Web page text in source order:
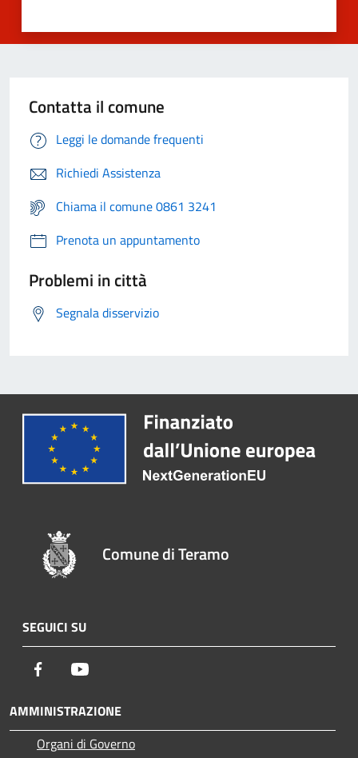
Contatta il comune
Leggi le domande frequenti
Richiedi Assistenza
Chiama il comune 0861 3241
Prenota un appuntamento
Problemi in città
Segnala disservizio
Comune di Teramo
SEGUICI SU
Facebook
AMMINISTRAZIONE
Organi di Governo